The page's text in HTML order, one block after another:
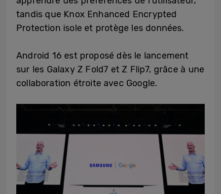
tandis que Knox Enhanced Encrypted
Protection isole et protège les données.
Android 16 est proposé dès le lancement
sur les Galaxy Z Fold7 et Z Flip7, grâce à une
collaboration étroite avec Google.